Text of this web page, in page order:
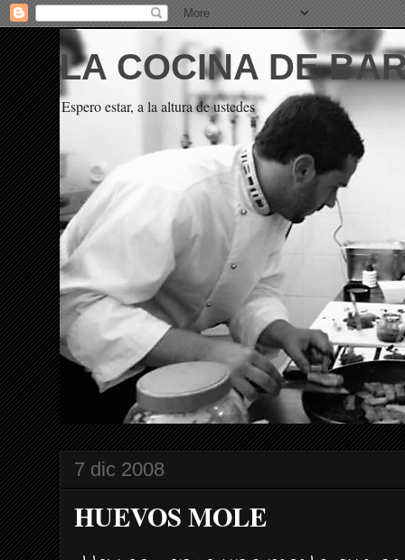
LA COCINA DE
Espero estar, a la altura de ustedes
7 dic 2008
HUEVOS MOLE